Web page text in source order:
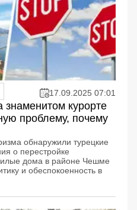
17.09.2025 07:01
знаменитом курорте
проблему, почему
обнаружили турецкие
о перестройке
дома в районе Чешме
и обеспокоенность в